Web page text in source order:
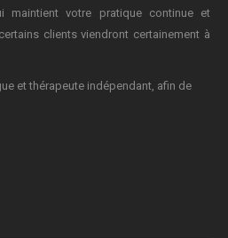
maintient votre pratique continue et
clients viendront certainement à
et thérapeute indépendant, afin de